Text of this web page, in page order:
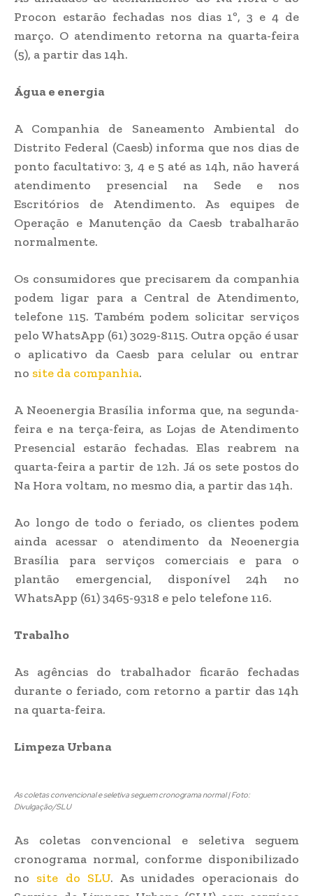
Procon estarão fechadas nos dias 1º, 3 e 4 de
março. O atendimento retorna na quarta-feira
(5), a partir das 14h.
Água e energia
A Companhia de Saneamento Ambiental do
Distrito Federal (Caesb) informa que nos dias de
ponto facultativo: 3, 4 e 5 até as 14h, não haverá
atendimento presencial na Sede e nos
Escritórios de Atendimento. As equipes de
Operação e Manutenção da Caesb trabalharão
normalmente.
Os consumidores que precisarem da companhia
podem ligar para a Central de Atendimento,
telefone 115. Também podem solicitar serviços
pelo WhatsApp (61) 3029-8115. Outra opção é usar
o aplicativo da Caesb para celular ou entrar
no site da companhia.
A Neoenergia Brasília informa que, na segunda-
feira e na terça-feira, as Lojas de Atendimento
Presencial estarão fechadas. Elas reabrem na
quarta-feira a partir de 12h. Já os sete postos do
Na Hora voltam, no mesmo dia, a partir das 14h.
Ao longo de todo o feriado, os clientes podem
ainda acessar o atendimento da Neoenergia
Brasília para serviços comerciais e para o
plantão emergencial, disponível 24h no
WhatsApp (61) 3465-9318 e pelo telefone 116.
Trabalho
As agências do trabalhador ficarão fechadas
durante o feriado, com retorno a partir das 14h
na quarta-feira.
Limpeza Urbana
As coletas convencional e seletiva seguem cronograma normal | Foto:
Divulgação/SLU
As coletas convencional e seletiva seguem
cronograma normal, conforme disponibilizado
no site do SLU. As unidades operacionais do